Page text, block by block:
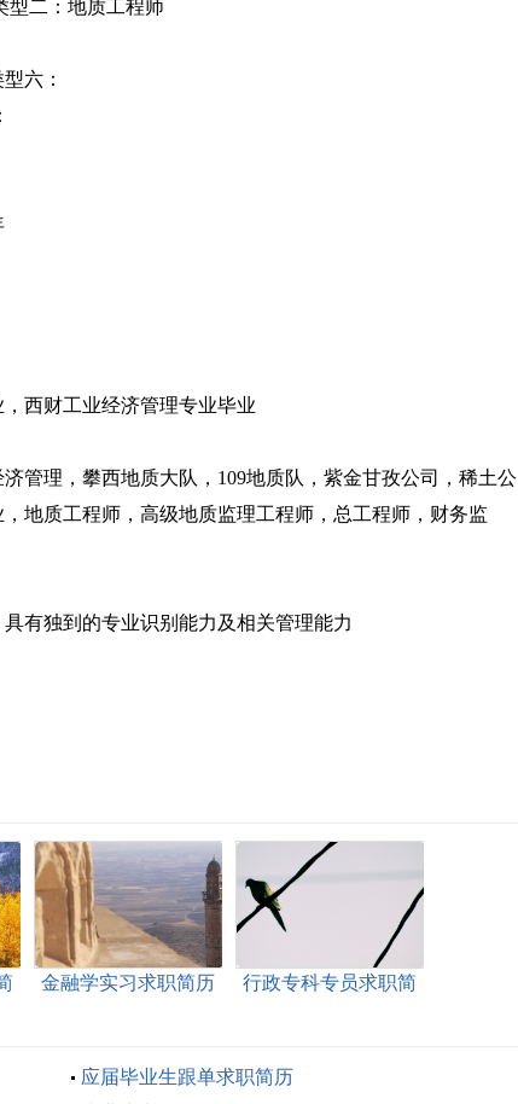
二：地质工程师
六：
西财工业经济管理专业毕业
理，攀西地质大队，109地质队，紫金甘孜公司，稀土公
地质工程师，高级地质监理工程师，总工程师，财务监
独到的专业识别能力及相关管理能力
金融学实习求职简历
行政专科专员求职简
应届毕业生跟单求职简历